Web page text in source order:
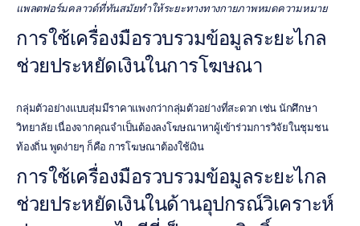
แพลตฟอร์มคลาวด์ที่ทันสมัยทำให้ระยะทางทางกายภาพหมดความหมาย
การใช้เครื่องมือรวบรวมข้อมูลระยะไกล
ช่วยประหยัดเงินในการโฆษณา
กลุ่มตัวอย่างแบบสุ่มมีราคาแพงกว่ากลุ่มตัวอย่างที่สะดวก เช่น นักศึกษา
วิทยาลัย เนื่องจากคุณจำเป็นต้องลงโฆษณาหาผู้เข้าร่วมการวิจัยในชุมชน
ท้องถิ่น พูดง่ายๆ ก็คือ การโฆษณาต้องใช้เงิน
การใช้เครื่องมือรวบรวมข้อมูลระยะไกล
ช่วยประหยัดเงินในด้านอุปกรณ์วิเคราะห์